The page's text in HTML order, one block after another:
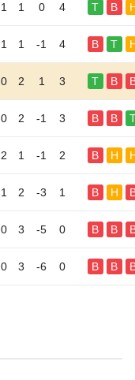
1 1 0 4 T B
1 1 -1 4 B T
0 2 1 3 T B
0 2 -1 3 B B
2 1 -1 2 B H
1 2 -3 1 B H
0 3 -5 0 B B
0 3 -6 0 B B